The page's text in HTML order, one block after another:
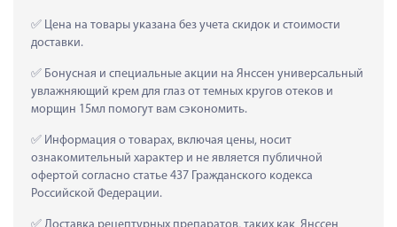
Цена на товары указана без учета скидок и стоимости
доставки.
Бонусная и специальные акции на Янссен универсальный
увлажняющий крем для глаз от темных кругов отеков и
морщин 15мл помогут вам сэкономить.
Информация о товарах, включая цены, носит
ознакомительный характер и не является публичной
офертой согласно статье 437 Гражданского кодекса
Российской Федерации.